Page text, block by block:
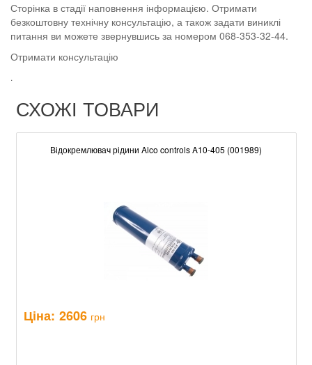
Сторінка в стадії наповнення інформацією. Отримати
безкоштовну технічну консультацію, а також задати виниклі
питання ви можете звернувшись за номером 068-353-32-44.
Отримати консультацію
.
СХОЖІ ТОВАРИ
Відокремлювач рідини Alco controls A10-405 (001989)
Ціна: 2606 грн